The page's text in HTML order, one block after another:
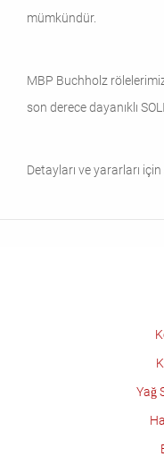
mümkündür.
MBP Buchholz
son derece dayanıklı
Detayları ve yararları
Yağ